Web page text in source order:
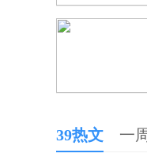
39热文 一